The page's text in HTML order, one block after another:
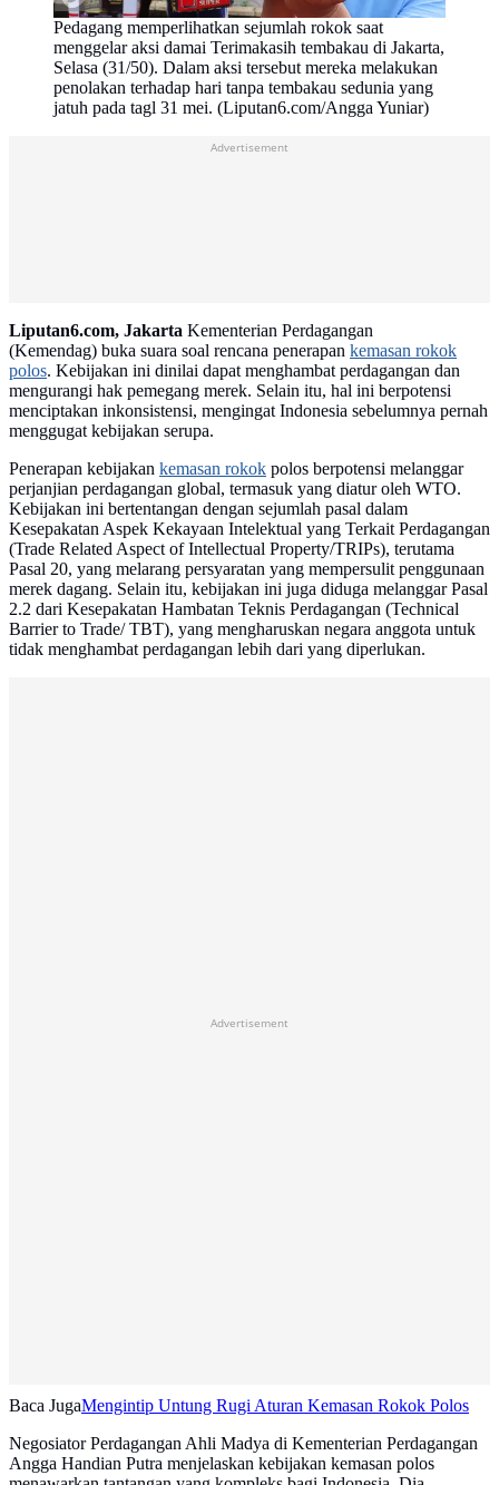
Pedagang memperlihatkan sejumlah rokok saat
menggelar aksi damai Terimakasih tembakau di Jakarta,
Selasa (31/50). Dalam aksi tersebut mereka melakukan
penolakan terhadap hari tanpa tembakau sedunia yang
jatuh pada tagl 31 mei. (Liputan6.com/Angga Yuniar)
Advertisement
Liputan6.com, Jakarta Kementerian Perdagangan
(Kemendag) buka suara soal rencana penerapan kemasan rokok
polos. Kebijakan ini dinilai dapat menghambat perdagangan dan
mengurangi hak pemegang merek. Selain itu, hal ini berpotensi
menciptakan inkonsistensi, mengingat Indonesia sebelumnya pernah
menggugat kebijakan serupa.
Penerapan kebijakan kemasan rokok polos berpotensi melanggar
perjanjian perdagangan global, termasuk yang diatur oleh WTO.
Kebijakan ini bertentangan dengan sejumlah pasal dalam
Kesepakatan Aspek Kekayaan Intelektual yang Terkait Perdagangan
(Trade Related Aspect of Intellectual Property/TRIPs), terutama
Pasal 20, yang melarang persyaratan yang mempersulit penggunaan
merek dagang. Selain itu, kebijakan ini juga diduga melanggar Pasal
2.2 dari Kesepakatan Hambatan Teknis Perdagangan (Technical
Barrier to Trade/ TBT), yang mengharuskan negara anggota untuk
tidak menghambat perdagangan lebih dari yang diperlukan.
Advertisement
Baca JugaMengintip Untung Rugi Aturan Kemasan Rokok Polos
Negosiator Perdagangan Ahli Madya di Kementerian Perdagangan
Angga Handian Putra menjelaskan kebijakan kemasan polos